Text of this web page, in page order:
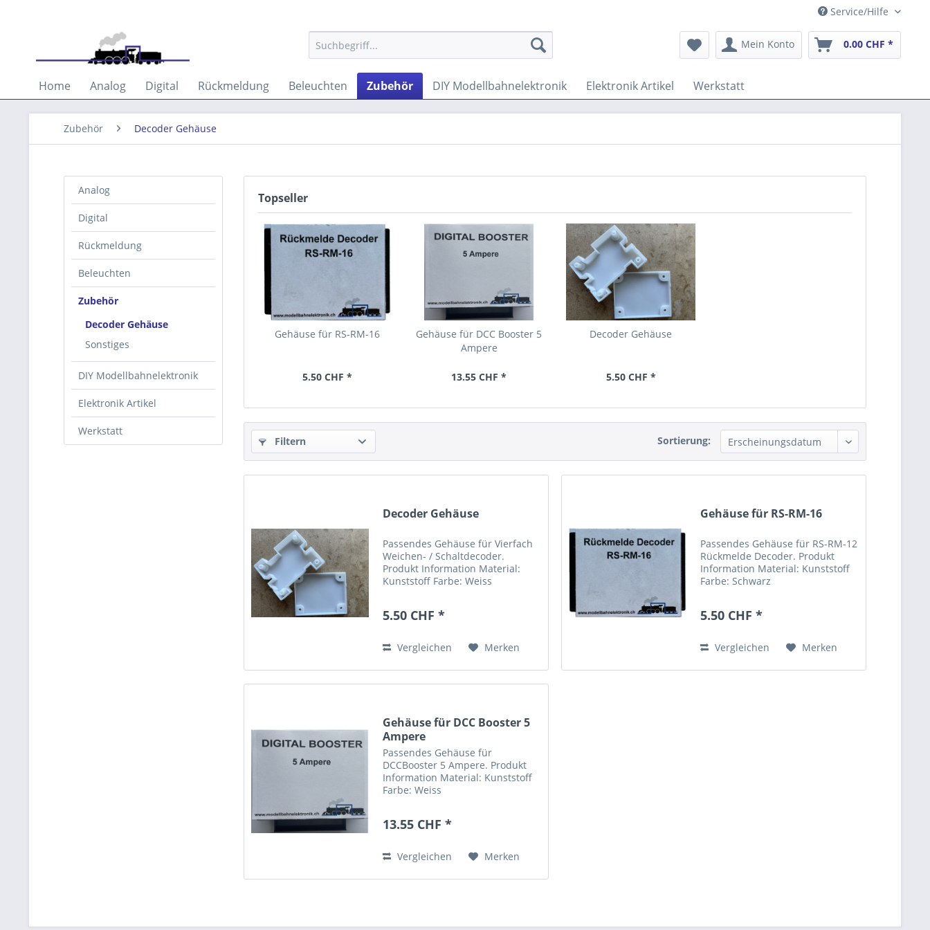
Service/Hilfe
Mein Konto 0.00 CHF *
Home Analog Digital Rückmeldung Beleuchten Zubehör DIY Modellbahnelektronik Elektronik Artikel Werkstatt
Zubehör Decoder Gehäuse
Analog
Digital
Rückmeldung
Beleuchten
Zubehör
Decoder Gehäuse
Sonstiges
DIY Modellbahnelektronik
Elektronik Artikel
Werkstatt
Topseller
Gehäuse für RS-RM-16
5.50 CHF *
Gehäuse für DCC Booster 5
Ampere
13.55 CHF *
Decoder Gehäuse
5.50 CHF *
Filtern Sortierung:
Decoder Gehäuse
Passendes Gehäuse für Vierfach
Weichen- / Schaltdecoder.
Produkt Information Material:
Kunststoff Farbe: Weiss
Abmessung 70 x 59 x 20mm
5.50 CHF *
Vergleichen Merken
Gehäuse für RS-RM-16
Passendes Gehäuse für RS-RM-12
Rückmelde Decoder. Produkt
Information Material: Kunststoff
Farbe: Schwarz
Abmessung 99 x 65 x 25mm
5.50 CHF *
Vergleichen Merken
Gehäuse für DCC Booster 5
Ampere
Passendes Gehäuse für
DCCBooster 5 Ampere. Produkt
Information Material: Kunststoff
Farbe: Weiss
Abmessung 125 x 110 x 45mm
13.55 CHF *
Vergleichen Merken